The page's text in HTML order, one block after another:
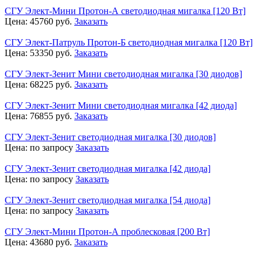
СГУ Элект-Мини Протон-А светодиодная мигалка [120 Вт]
Цена: 45760 руб. Заказать
СГУ Элект-Патруль Протон-Б светодиодная мигалка [120 Вт]
Цена: 53350 руб. Заказать
СГУ Элект-Зенит Мини светодиодная мигалка [30 диодов]
Цена: 68225 руб. Заказать
СГУ Элект-Зенит Мини светодиодная мигалка [42 диода]
Цена: 76855 руб. Заказать
СГУ Элект-Зенит светодиодная мигалка [30 диодов]
Цена: по запросу Заказать
СГУ Элект-Зенит светодиодная мигалка [42 диода]
Цена: по запросу Заказать
СГУ Элект-Зенит светодиодная мигалка [54 диода]
Цена: по запросу Заказать
СГУ Элект-Мини Протон-А проблесковая [200 Вт]
Цена: 43680 руб. Заказать